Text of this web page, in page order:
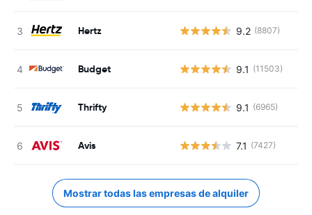
Hertz 9.2 (8807)
Budget 9.1 (11503)
Thrifty 9.1 (6965)
Avis 7.1 (7427)
Mostrar todas las empresas de alquiler